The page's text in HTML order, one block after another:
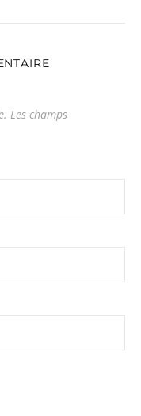
Les champs